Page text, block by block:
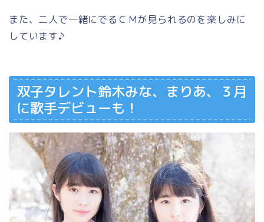
また、二人で一緒にでるＣＭが見られるのを楽しみに
しています♪
双子タレント鈴木みな、まりあ、３月
に歌手デビューも！